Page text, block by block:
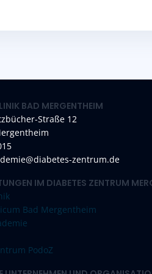
BAD MERGENTHEIM
Straße 12
zentrum.de
IM DIABETES ZENTRUM
Bad Mergentheim
PodoZ